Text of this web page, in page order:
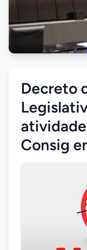
Decreto
Consig